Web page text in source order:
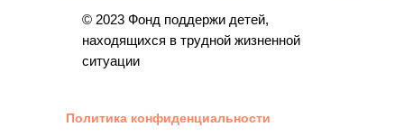
© 2023 Фонд поддержи детей,
находящихся в трудной жизненной
ситуации
Политика конфиденциальности